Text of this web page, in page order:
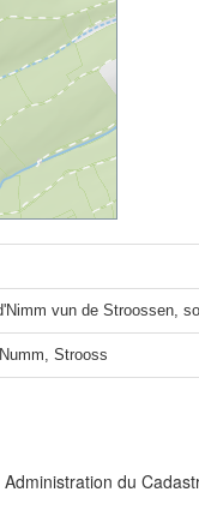
vun de Stroossen,
Strooss
Administration du